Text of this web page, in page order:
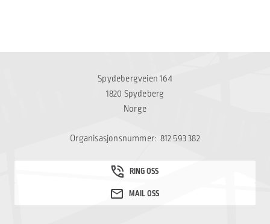
Spydebergveien 164
1820 Spydeberg
Norge
Organisasjonsnummer: 812 593 382